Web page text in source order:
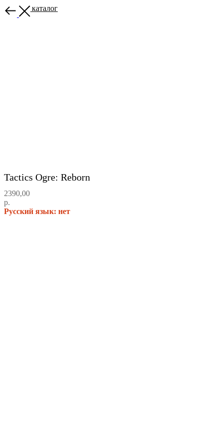
Назад в каталог
Tactics Ogre: Reborn
2390,00
р.
Русский язык: нет